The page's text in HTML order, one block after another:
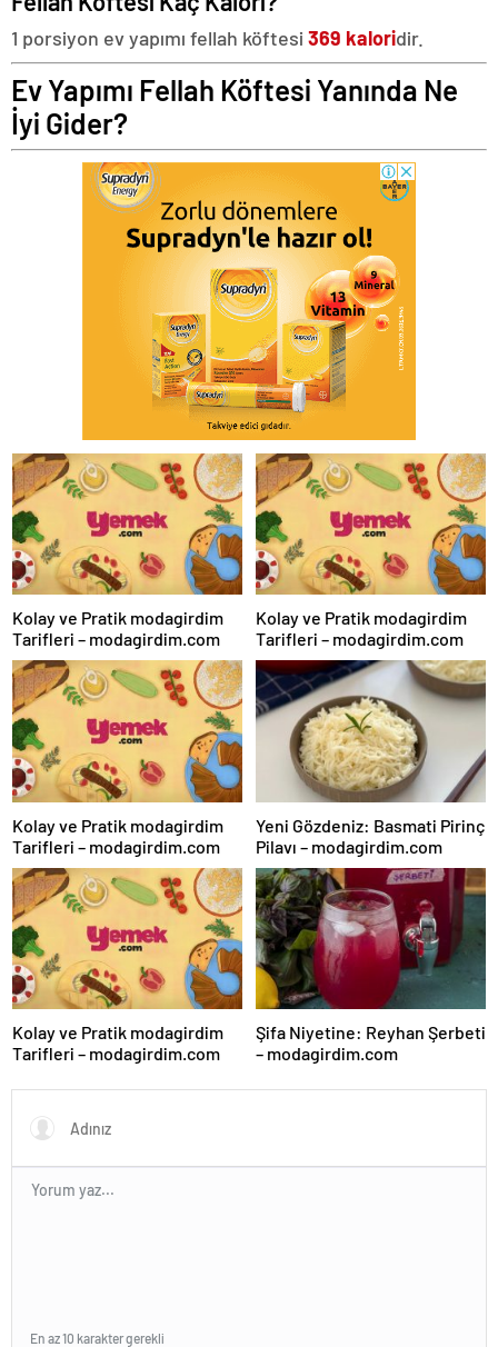
1 porsiyon ev yapımı fellah köftesi 369 kaloridir.
Ev Yapımı Fellah Köftesi Yanında Ne
İyi Gider?
Kolay ve Pratik modagirdim
Tarifleri – modagirdim.com
Kolay ve Pratik modagirdim
Tarifleri – modagirdim.com
Kolay ve Pratik modagirdim
Tarifleri – modagirdim.com
Yeni Gözdeniz: Basmati Pirinç
Pilavı – modagirdim.com
Kolay ve Pratik modagirdim
Tarifleri – modagirdim.com
Şifa Niyetine: Reyhan Şerbeti
– modagirdim.com
En az 10 karakter gerekli